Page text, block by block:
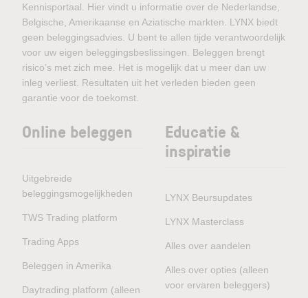
Kennisportaal. Hier vindt u informatie over de Nederlandse,
Belgische, Amerikaanse en Aziatische markten. LYNX biedt
geen beleggingsadvies. U bent te allen tijde verantwoordelijk
voor uw eigen beleggingsbeslissingen. Beleggen brengt
risico’s met zich mee. Het is mogelijk dat u meer dan uw
inleg verliest. Resultaten uit het verleden bieden geen
garantie voor de toekomst.
Online beleggen
Uitgebreide
beleggingsmogelijkheden
TWS Trading platform
Trading Apps
Beleggen in Amerika
Daytrading platform (alleen
Educatie &
inspiratie
LYNX Beursupdates
LYNX Masterclass
Alles over aandelen
Alles over opties (alleen
voor ervaren beleggers)